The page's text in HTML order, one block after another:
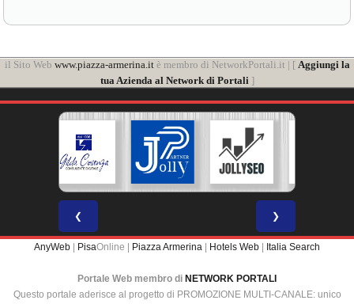
il Sito Web www.piazza-armerina.itè membro di NetworkPortali.it | [ Aggiungi la
tua Azienda al Network di Portali ]
❮ ❯
AnyWeb | PisaOnline | Piazza Armerina | Hotels Web | Italia Search
Portale Web membro di NETWORK PORTALI
Questo portale aderisce al progetto di PROMOZIONE MULTI-CANALE: unico